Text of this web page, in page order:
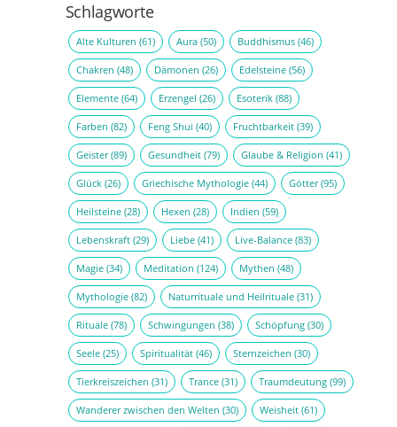
Schlagworte
Alte Kulturen (61) Aura(50) Buddhismus(46)
Chakren (48) Dämonen (26) Edelsteine(56)
Elemente(64) Erzengel (26) Esoterik(88)
Farben (82) Feng Shui (40) Fruchtbarkeit(39)
Geister(89) Gesundheit(79) Glaube & Religion (41)
Glück(26) Griechische Mythologie(44) Götter(95)
Heilsteine(28) Hexen (28) Indien (59)
Lebenskraft(29) Liebe(41) Live-Balance(83)
Magie(34) Meditation (124) Mythen (48)
Mythologie(82) Naturrituale und Heilrituale(31)
Rituale(78) Schwingungen (38) Schöpfung(30)
Seele(25) Spiritualität(46) Sternzeichen (30)
Tierkreiszeichen (31) Trance(31) Traumdeutung(99)
Wanderer zwischen den Welten (30) Weisheit(61)